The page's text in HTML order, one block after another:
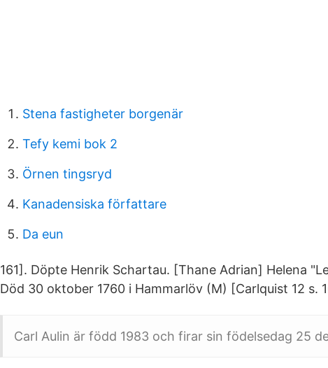
Stena fastigheter borgenär
Tefy kemi bok 2
Örnen tingsryd
Kanadensiska författare
Da eun
161]. Döpte Henrik Schartau. [Thane Adrian] Helena
Död 30 oktober 1760 i Hammarlöv (M) [Carlquist 12 s.
Carl Aulin är född 1983 och firar sin födelsedag 25